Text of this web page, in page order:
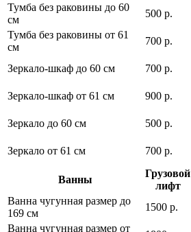
Тумба без раковины до 60
см
500 р.
Тумба без раковины от 61
см
700 р.
Зеркало-шкаф до 60 см
700 р.
Зеркало-шкаф от 61 см
900 р.
Зеркало до 60 см
500 р.
Зеркало от 61 см
700 р.
Ванны
Грузовой
лифт
Ванна чугунная размер до
169 см
1500 р.
Ванна чугунная размер от